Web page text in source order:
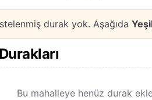
durak yok. Aşağıda
Bu mahalleye henüz durak